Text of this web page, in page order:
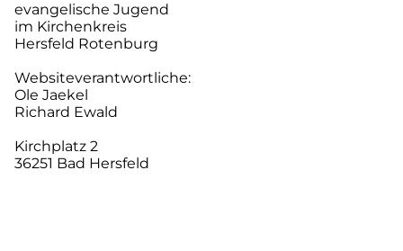
evangelische Jugend
im Kirchenkreis
Hersfeld Rotenburg
Websiteverantwortliche:
Ole Jaekel
Richard Ewald
Kirchplatz 2
36251 Bad Hersfeld